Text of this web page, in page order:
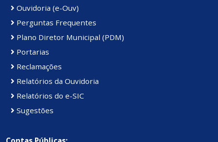
Ouvidoria (e-Ouv)
Perguntas Frequentes
Plano Diretor Municipal (PDM)
Portarias
Reclamações
Relatórios da Ouvidoria
Relatórios do e-SIC
Sugestões